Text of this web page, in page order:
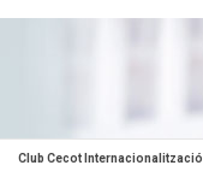
Club Cecot Internacionalització